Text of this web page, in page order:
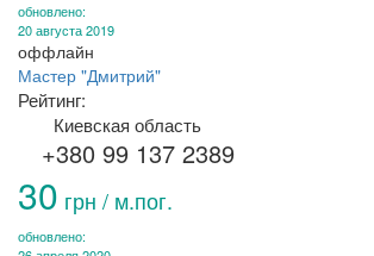
обновлено:
20 августа 2019
оффлайн
Мастер "Дмитрий"
Рейтинг:
Киевская область
+380 99 137 2389
30 грн / м.пог.
обновлено: